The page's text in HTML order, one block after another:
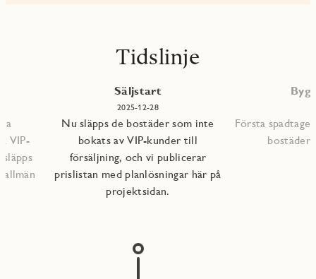
Tidslinje
VIP-
Säljstart
2025-12-28
Nu släpps de bostäder som inte
bokats av VIP-kunder till
försäljning, och vi publicerar
prislistan med planlösningar här på
projektsidan.
Första